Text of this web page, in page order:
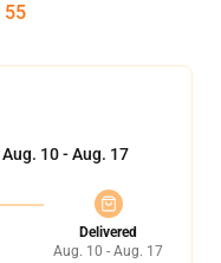
54
Aug. 10 - Aug. 17
Delivered
Aug. 10 - Aug. 17